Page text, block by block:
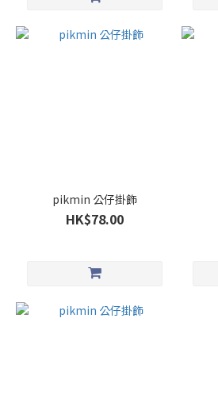
pikmin 公仔掛飾
HK$78.00